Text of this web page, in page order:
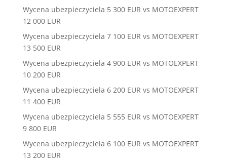
Wycena ubezpieczyciela 5 300 EUR vs MOTOEXPERT
12 000 EUR
Wycena ubezpieczyciela 7 100 EUR vs MOTOEXPERT
13 500 EUR
Wycena ubezpieczyciela 4 900 EUR vs MOTOEXPERT
10 200 EUR
Wycena ubezpieczyciela 6 200 EUR vs MOTOEXPERT
11 400 EUR
Wycena ubezpieczyciela 5 555 EUR vs MOTOEXPERT
9 800 EUR
Wycena ubezpieczyciela 6 100 EUR vs MOTOEXPERT
13 200 EUR